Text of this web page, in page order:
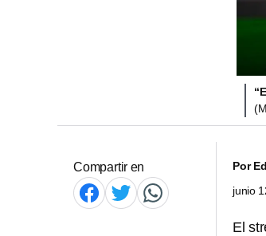
Compartir en Por
junio
El